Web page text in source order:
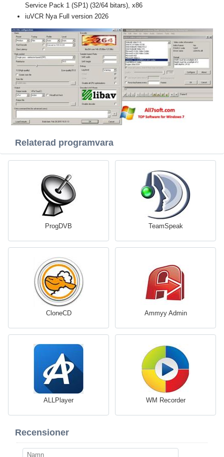
Service Pack 1 (SP1) (32/64 bitars), x86
iuVCR Nya Full version 2026
Relaterad programvara
ProgDVB TeamSpeak
CloneCD Ammyy Admin
ALLPlayer WM Recorder
Recensioner